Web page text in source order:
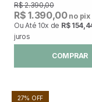
R$ 2.390,00
R$ 1.390,00no pix
Ou Até 10x de R$
juros
COMPRAR
27% OFF